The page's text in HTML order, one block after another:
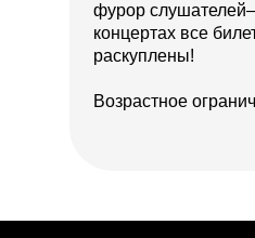
фурор
концертах все
раскуплены!
Возрастное